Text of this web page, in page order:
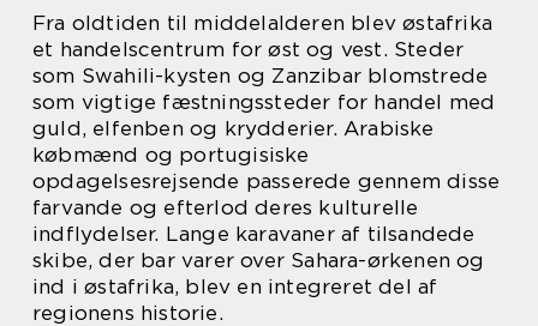
Fra oldtiden til middelalderen blev østafrika
et handelscentrum for øst og vest. Steder
som Swahili-kysten og Zanzibar blomstrede
som vigtige fæstningssteder for handel med
guld, elfenben og krydderier. Arabiske
købmænd og portugisiske
opdagelsesrejsende passerede gennem disse
farvande og efterlod deres kulturelle
indflydelser. Lange karavaner af tilsandede
skibe, der bar varer over Sahara-ørkenen og
ind i østafrika, blev en integreret del af
regionens historie.